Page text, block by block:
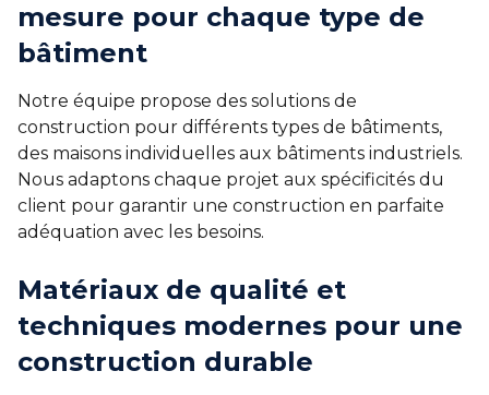
mesure pour chaque type de
bâtiment
Notre équipe propose des solutions de
construction pour différents types de bâtiments,
des maisons individuelles aux bâtiments industriels.
Nous adaptons chaque projet aux spécificités du
client pour garantir une construction en parfaite
adéquation avec les besoins.
Matériaux de qualité et
techniques modernes pour une
construction durable